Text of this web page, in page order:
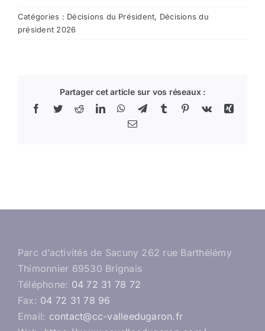
Catégories : Décisions du Président, Décisions du
président 2026
Partager cet article sur vos réseaux :
Facebook
TwitterRedditLinkedInWhatsApp
TelegramTumblr Pinterest
Vk
Xing
Email
Parc d’activités de Sacuny 262 rue Barthélémy
Thimonnier 69530 Brignais
Téléphone: 04 72 31 78 72
Fax: 04 72 31 78 96
Email: contact@cc-valleedugaron.fr